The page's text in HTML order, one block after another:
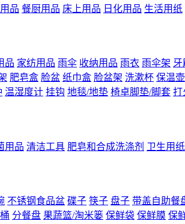
品 餐厨用品 床上用品 日化用品 生活用纸
品 家纺用品 雨伞 收纳用品 雨衣 雨伞架 牙
肥皂盒 脸盆 纸巾盒 脸盆架 洗漱杯 保温
温湿度计 挂钩 地毯/地垫 椅卓脚垫/脚套 打
用品 清洁工具 肥皂和合成洗涤剂 卫生用
不锈钢食品盆 碟子 筷子 盘子 带盖自助餐
分餐盘 果蔬篮/淘米篓 保鲜袋 保鲜膜 保